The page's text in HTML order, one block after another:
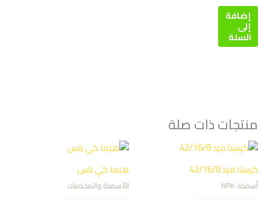
إضافة
إلى
السلة
منتجات ذات صلة
كرستا فيد 42/16/8
أسمدة-NPK
هيما كي بلس
الأسمدة والمخصبات